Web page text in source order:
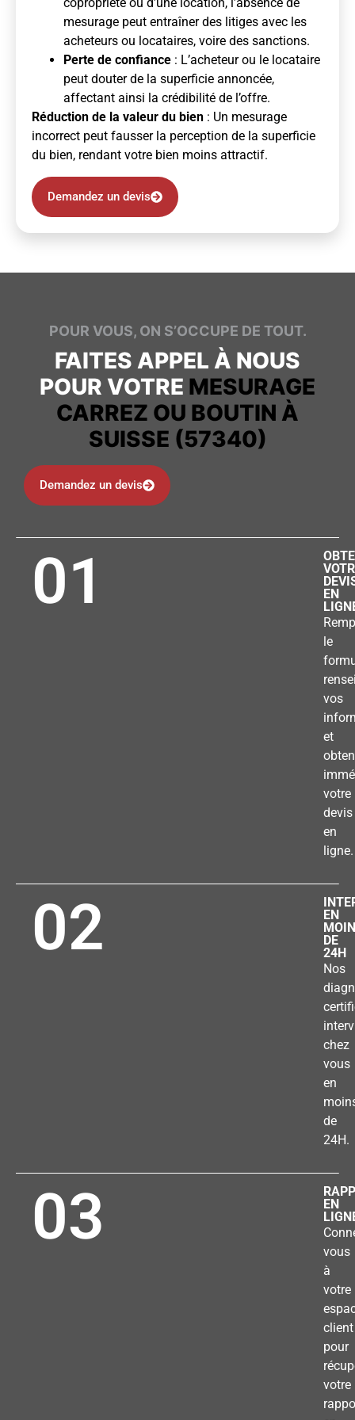
mesurage peut entraîner des litiges avec les
acheteurs ou locataires, voire des sanctions.
Perte de confiance : L’acheteur ou le locataire
peut douter de la superficie annoncée,
affectant ainsi la crédibilité de l’offre.
Réduction de la valeur du bien : Un mesurage
incorrect peut fausser la perception de la superficie
du bien, rendant votre bien moins attractif.
Demandez un devis
POUR VOUS, ON S’OCCUPE DE TOUT.
FAITES APPEL À NOUS
POUR VOTRE MESURAGE
CARREZ OU BOUTIN À
SUISSE (57340)
Demandez un devis
01
EN
le
vos
et
votre
devis
en
ligne.
02
EN
DE
24H
Nos
chez
vous
en
de
24H.
03
EN
vous
à
votre
client
pour
votre